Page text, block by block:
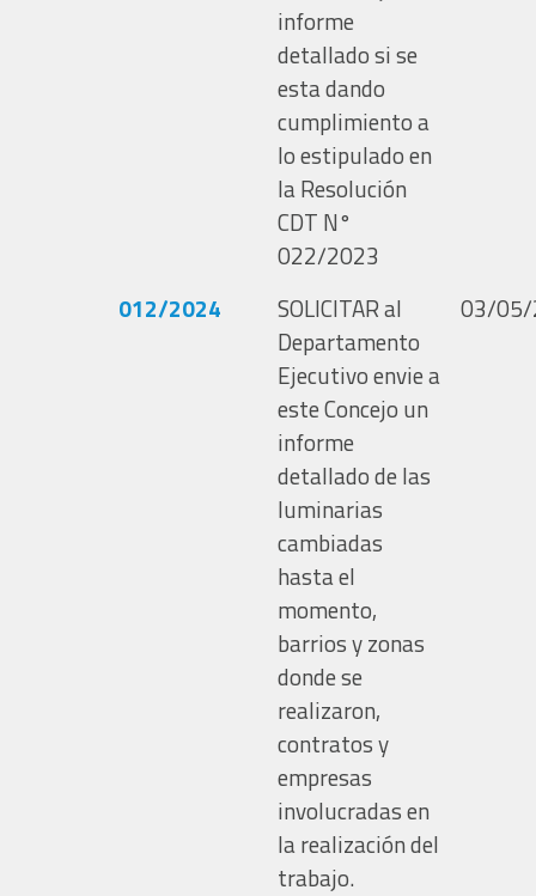
informe
detallado si se
esta dando
cumplimiento a
lo estipulado en
la Resolución
CDT N°
022/2023
012/2024
SOLICITAR al
Departamento
Ejecutivo envie a
este Concejo un
informe
detallado de las
luminarias
cambiadas
hasta el
momento,
barrios y zonas
donde se
realizaron,
contratos y
empresas
involucradas en
la realización del
trabajo.
03/